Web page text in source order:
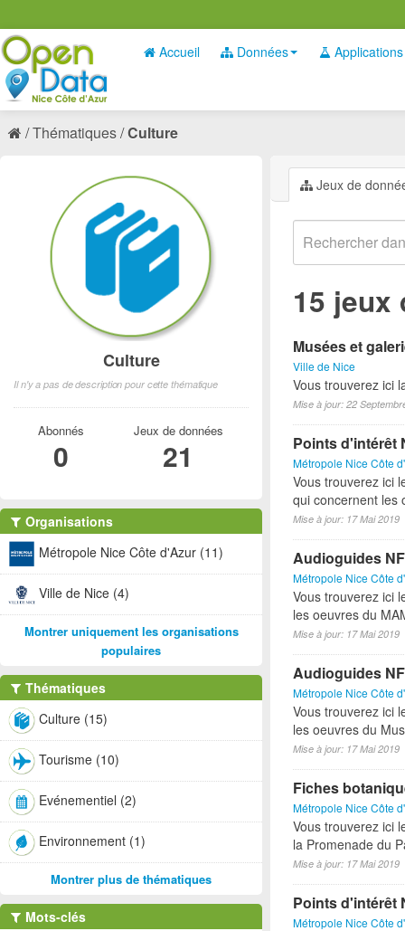
Accueil Données Applications
Thématiques Culture
Jeux de
15 jeux
Musées et
Ville de Nice
Vous trouverez ici
Mise à jour: 22
Points d'intérêt
Métropole Nice Côte
Vous trouverez ici
qui concernent les
Mise à jour: 17 Mai 2019
Audioguides
Métropole Nice Côte
Vous trouverez ici
les oeuvres du
Mise à jour: 17 Mai 2019
Audioguides
Métropole Nice Côte
Vous trouverez ici
les oeuvres du
Mise à jour: 17 Mai 2019
Fiches
Métropole Nice Côte
Vous trouverez ici
la Promenade du
Mise à jour: 17 Mai 2019
Points d'intérêt
Métropole Nice Côte
Culture
Il n'y a pas de description pour cette thématique
Abonnés
0
Jeux de données
21
Organisations
Métropole Nice Côte d'Azur (11)
Ville de Nice (4)
Montrer uniquement les organisations
populaires
Thématiques
Culture (15)
Tourisme (10)
Evénementiel (2)
Environnement (1)
Montrer plus de thématiques
Mots-clés